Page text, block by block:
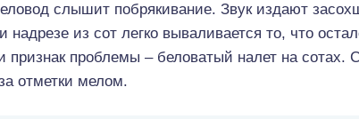
слышит побрякивание. Звук издают
надрезе из сот легко вываливается то, что
признак проблемы – беловатый налет на сотах.
отметки мелом.